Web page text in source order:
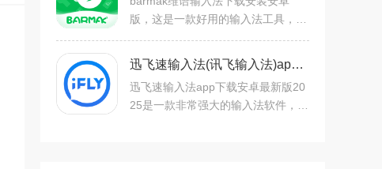
版，这是一款好用的输入法工具，适
户，不仅支持维语、汉语、英语的输
入，还具备多种实用的功能，如
迅飞速输入法(讯飞输入法)app官方最新手机版v15.0.21 安卓版
迅飞速输入法app下载安卓最新版20
25是一款非常强大的输入法软件，有